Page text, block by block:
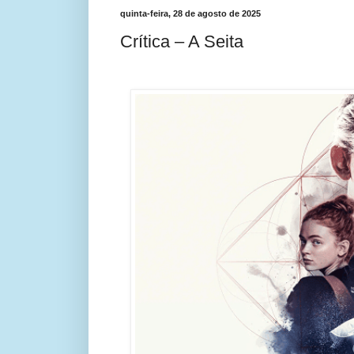
quinta-feira, 28 de agosto de 2025
Crítica – A Seita